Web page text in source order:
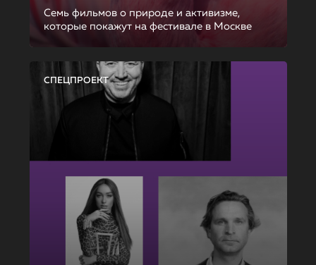
Семь фильмов о природе и активизме,
которые покажут на фестивале в Москве
СПЕЦПРОЕКТ